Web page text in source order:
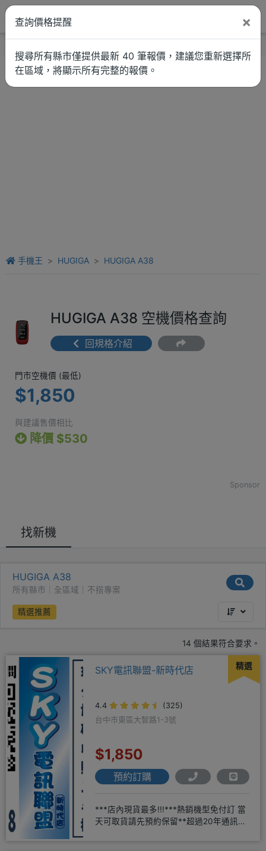
手機王 HUGIGA HUGIGA A38
HUGIGA A38 空機價格查詢
回規格介紹
門市空機價 (最低) $1,850
門市空機價 (最低)
$1,850
與建議售價相比
降價 $530
Sponsor
找新機
HUGIGA A38
所有縣市｜全區域｜不搭專案
精選推薦
14 個結果符合要求。
精選
SKY電訊聯盟-新時代店
4.4
(325)
台中市東區大智路1-3號
$1,850
預約訂購
***店內現貨最多!!!***熱銷機型免付訂 當
天可取貨請先預約保留**超過20年通訊經
查詢價格提醒 ×
搜尋所有縣市僅提供最新 40 筆報價，建議您重新選擇所
在區域，將顯示所有完整的報價。